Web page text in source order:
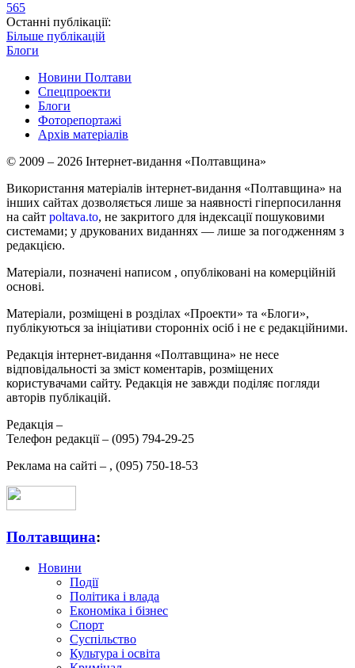
565
Останні публікації:
Більше публікацій
Блоги
Новини Полтави
Спецпроекти
Блоги
Фоторепортажі
Архів матеріалів
© 2009 – 2026 Інтернет-видання «Полтавщина»
Використання матеріалів інтернет-видання «Полтавщина» на
інших сайтах дозволяється лише за наявності гіперпосилання
на сайт poltava.to, не закритого для індексації пошуковими
системами; у друкованих виданнях — лише за погодженням з
редакцією.
Матеріали, позначені написом , опубліковані на комерційній
основі.
Матеріали, розміщені в розділах «Проекти» та «Блоги»,
публікуються за ініціативи сторонніх осіб і не є редакційними.
Редакція інтернет-видання «Полтавщина» не несе
відповідальності за зміст коментарів, розміщених
користувачами сайту. Редакція не завжди поділяє погляди
авторів публікацій.
Редакція –
Телефон редакції – (095) 794-29-25
Реклама на сайті – , (095) 750-18-53
Полтавщина:
Новини
Події
Політика і влада
Економіка і бізнес
Спорт
Суспільство
Культура і освіта